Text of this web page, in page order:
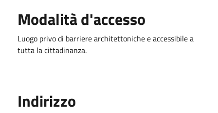
Modalità d'accesso
Luogo privo di barriere architettoniche e accessibile a
tutta la cittadinanza.
Indirizzo